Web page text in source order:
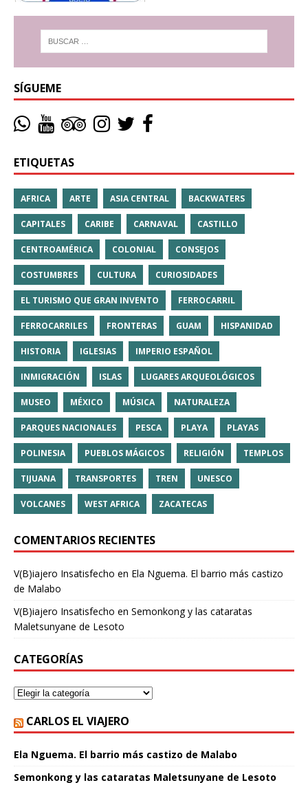
SÍGUEME
ETIQUETAS
AFRICA ARTE ASIA CENTRAL BACKWATERS
CAPITALES CARIBE CARNAVAL CASTILLO
CENTROAMÉRICA COLONIAL CONSEJOS
COSTUMBRES CULTURA CURIOSIDADES
EL TURISMO QUE GRAN INVENTO FERROCARRIL
FERROCARRILES FRONTERAS GUAM HISPANIDAD
HISTORIA IGLESIAS IMPERIO ESPAÑOL
INMIGRACIÓN ISLAS LUGARES ARQUEOLÓGICOS
MUSEO MÉXICO MÚSICA NATURALEZA
PARQUES NACIONALES PESCA PLAYA PLAYAS
POLINESIA PUEBLOS MÁGICOS RELIGIÓN TEMPLOS
TIJUANA TRANSPORTES TREN UNESCO
VOLCANES WEST AFRICA ZACATECAS
COMENTARIOS RECIENTES
V(B)iajero Insatisfecho en Ela Nguema. El barrio más castizo
de Malabo
V(B)iajero Insatisfecho en Semonkong y las cataratas
Maletsunyane de Lesoto
CATEGORÍAS
CARLOS EL VIAJERO
Ela Nguema. El barrio más castizo de Malabo
Semonkong y las cataratas Maletsunyane de Lesoto